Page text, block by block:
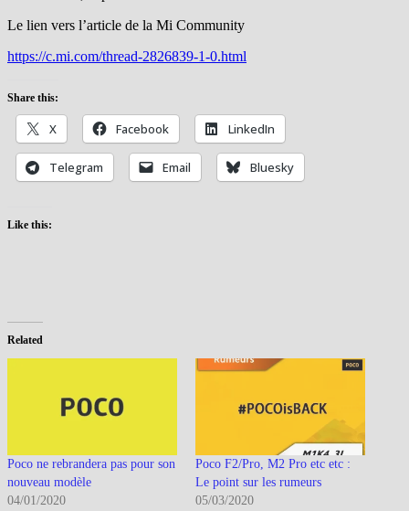
Le lien vers l’article de la Mi Community
https://c.mi.com/thread-2826839-1-0.html
Share this:
X Facebook LinkedIn
Telegram Email Bluesky
Like this:
Related
Poco ne rebrandera pas pour son
nouveau modèle
04/01/2020
Poco F2/Pro, M2 Pro etc etc :
Le point sur les rumeurs
05/03/2020